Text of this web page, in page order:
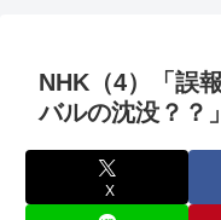
NHK（4）「誤
バルの沈没？？
X